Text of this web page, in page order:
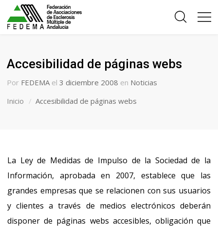
Accesibilidad de páginas webs
Por FEDEMA el 3 diciembre 2008 en Noticias
Inicio
Accesibilidad de páginas webs
La Ley de Medidas de Impulso de la Sociedad de la
Información, aprobada en 2007, establece que las
grandes empresas que se relacionen con sus usuarios
y clientes a través de medios electrónicos deberán
disponer de páginas webs accesibles, obligación que